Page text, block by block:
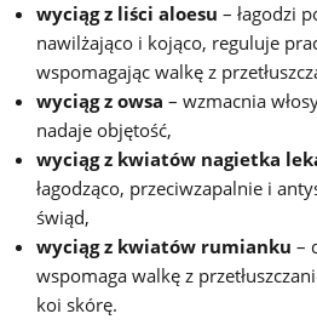
wyciąg z liści aloesu – łagodzi
nawilżająco i kojąco, reguluje
wspomagając walkę z
wyciąg z owsa – wzmacnia
nadaje objętość,
wyciąg z kwiatów nagietka
łagodząco, przeciwzapalnie i
świąd,
wyciąg z kwiatów rumianku –
wspomaga walkę z
koi skórę.